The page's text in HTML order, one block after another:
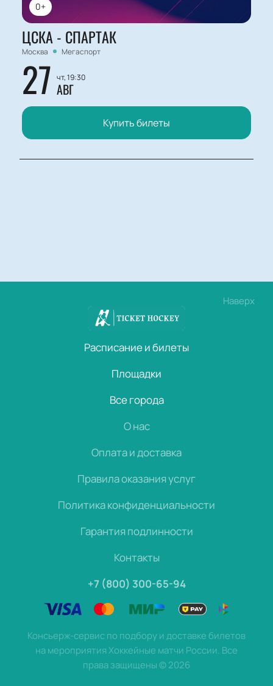
0+
ЦСКА - СПАРТАК
Москва Мегаспорт
27 чт, 19:30
АВГ
Купить билеты
Наверх
Расписание и билеты
Площадки
Все города
О нас
Оплата и доставка
Правила оказания услуг
Политика конфиденциальности
Гарантия подлинности
Контакты
+7 (800) 300-65-94
Консьерж-сервис по подбору и доставке билетов
на мероприятия Хоккейные матчи России. Все
права защищены©2026